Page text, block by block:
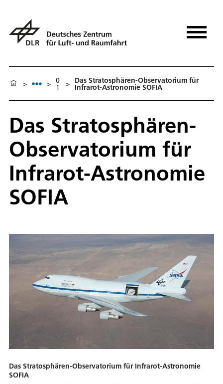
> > 0
1 > Das Stratosphären-Observatorium für
Infrarot-Astronomie SOFIA
Das Stratosphären-
Observatorium für
Infrarot-Astronomie
SOFIA
Das Stratosphären-Observatorium für Infrarot-Astronomie
SOFIA